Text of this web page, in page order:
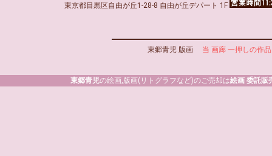
東京都目黒区自由が丘1-28-8 自由が丘デパート 1F
東郷青児 版画 当 画廊 一押しの作品
東郷青児の絵画,版画(リトグラフなど)のご売却は絵画 委託販